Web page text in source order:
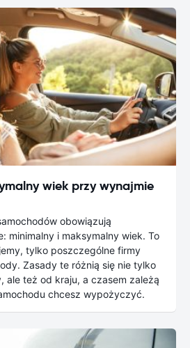
wiek przy wynajmie
obowiązują
minimalny i maksymalny wiek. To
tylko poszczególne firmy
Zasady te różnią się nie tylko
ale też od kraju, a czasem zależą
chcesz wypożyczyć.